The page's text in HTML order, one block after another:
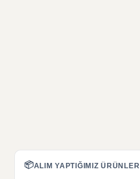
📦ALIM YAPTIĞIMIZ ÜRÜNLER